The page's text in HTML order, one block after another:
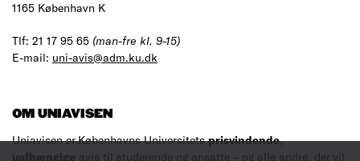
1165 København K
Tlf: 21 17 95 65 (man-fre kl. 9-15)
E-mail: uni-avis@adm.ku.dk
OM UNIAVISEN
Uniavisen er Københavns Universitetsprisvindende,
uafhængige avis til studerende og ansatte – og alle andre, der vil